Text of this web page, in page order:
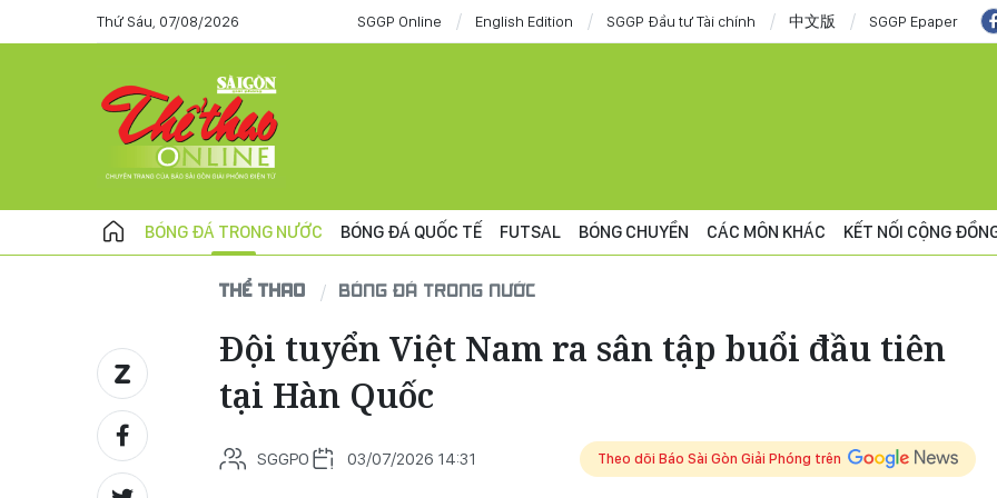
Thứ Sáu, 07/08/2026 SGGP Online English Edition SGGP Đầu tư Tài chính 中文版 SGGP Epaper
BÓNG ĐÁ TRONG NƯỚC BÓNG ĐÁ QUỐC TẾ FUTSAL BÓNG CHUYỀN CÁC MÔN KHÁC KẾT NỐI CỘNG
THỂ THAO BÓNG ĐÁ TRONG NƯỚC
Đội tuyển Việt Nam ra sân tập buổi đầu tiên
tại Hàn Quốc
SGGPO 03/07/2026 14:31 Theo dõi Báo Sài Gòn Giải Phóng trên